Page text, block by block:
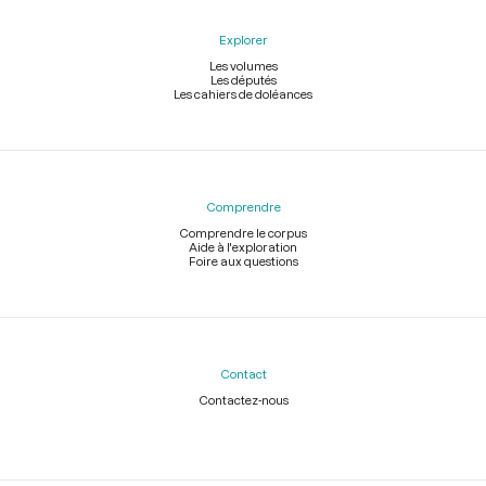
Explorer
Les volumes
Les députés
Les cahiers de doléances
Comprendre
Comprendre le corpus
Aide à l'exploration
Foire aux questions
Contact
Contactez-nous
Légal